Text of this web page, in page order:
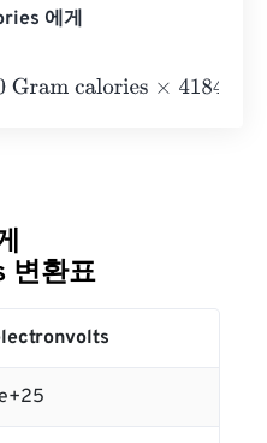
에게
calories×
변환표